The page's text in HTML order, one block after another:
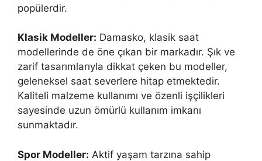
popülerdir.
Klasik Modeller: Damasko, klasik saat
modellerinde de öne çıkan bir markadır. Şık ve
zarif tasarımlarıyla dikkat çeken bu modeller,
geleneksel saat severlere hitap etmektedir.
Kaliteli malzeme kullanımı ve özenli işçilikleri
sayesinde uzun ömürlü kullanım imkanı
sunmaktadır.
Spor Modeller: Aktif yaşam tarzına sahip